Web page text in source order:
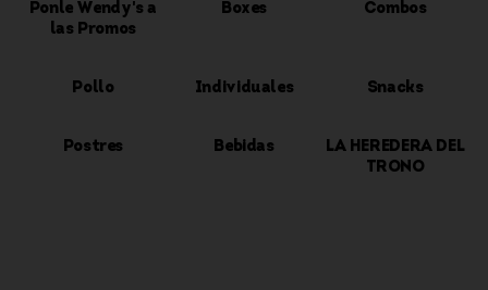
Ponle Wendy's a
las Promos
Boxes Combos
Pollo Individuales Snacks
Postres Bebidas
LA HEREDERA DEL
TRONO